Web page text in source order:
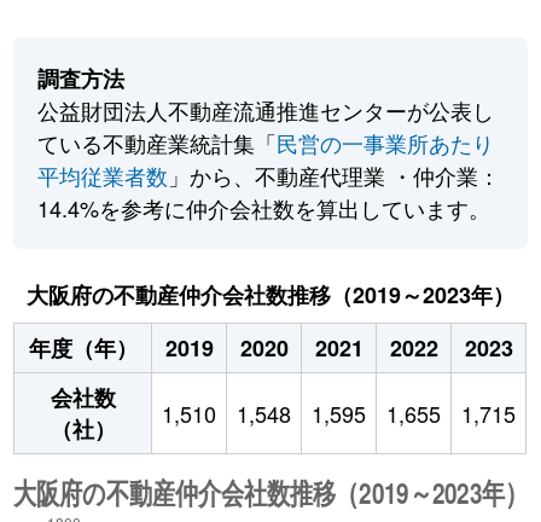
調査方法
公益財団法人不動産流通推進センターが公表し
ている不動産業統計集「民営の一事業所あたり
平均従業者数 」から、不動産代理業 ・仲介業：
14.4%を参考に仲介会社数を算出しています。
大阪府の不動産仲介会社数推移（2019～2023年）
年度（年）
2019 2020 2021 2022
2023
会社数
（社）
1,510 1,548 1,595 1,655 1,715